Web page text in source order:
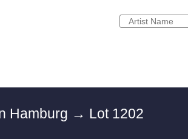
Hamburg → Lot 1202